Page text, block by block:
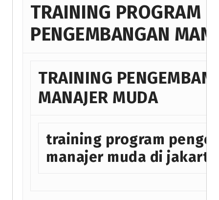
TRAINING PROGRAM
PENGEMBANGAN
TRAINING
MANAJER MUDA
training program
manajer muda di jakarta